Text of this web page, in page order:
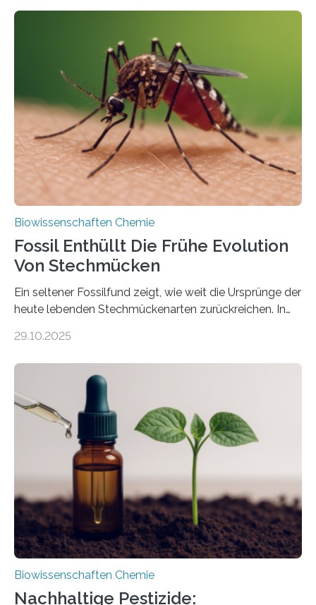
Grünalgen, die vor Hunderten von Millionen Jahren
lebten. Unter den Vorfahren sticht eine Gruppe heraus,
die noch heute in der Natur vorkommt: die
Süßwasseralge Coleochaetophyceae. Einige Arten
dieser Gruppe bilden aus Zellfäden dichte Geflechte
mit scheibenförmiger Gestalt. Was auffällig ist: Die
nächsten…
Biowissenschaften Chemie
Fossil Enthüllt Die Frühe Evolution
Von Stechmücken
Ein seltener Fossilfund zeigt, wie weit die Ursprünge der
heute lebenden Stechmückenarten zurückreichen. In
Forschende die bisher älteste bekannte Stechmücken-
Region Kachin in Myanmar und hat sich in
ausgezeichnetem Zustand erhalten. Es konnte als neue
Art einer neuen Gattung beschrieben werden und trägt
nun den Namen Cretosabethes primaevus. Dieser erste
fossile Nachweis einer Stechmückenlarve in Bernstein
stellt gleichzeitig den ersten Fossilfund einer
Mückenlarve aus dem Mesozoikum dar, denn…
29.10.2025
Biowissenschaften Chemie
Nachhaltige Pestizide: